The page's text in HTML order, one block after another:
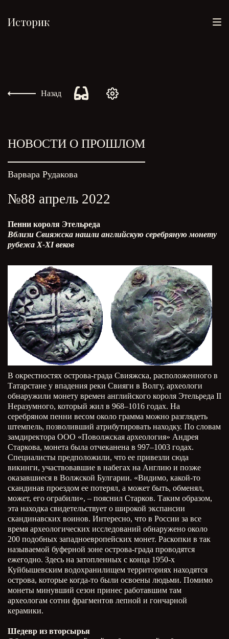
Историк
Назад
НОВОСТИ О ПРОШЛОМ
№88 апрель 2022
Варвара Рудакова
Пенни короля Этельреда
Вблизи Свияжска нашли английскую серебряную монету
рубежа X-XI веков
В окрестностях острова-града Свияжска, расположенного в
Татарстане у впадения реки Свияги в Волгу, археологи
обнаружили монету времен английского короля Этельреда II
Неразумного, который жил в 968–1016 годах. На
серебряном пенни весом около грамма можно разглядеть
штемпель, позволивший атрибутировать находку. По словам
замдиректора ООО «Поволжская археология» Андрея
Старкова, монета была отчеканена в 997–1003 годах.
Специалисты предположили, что ее привезли сюда
викинги, участвовавшие в набегах на Англию и позже
оказавшиеся в Волжской Булгарии. «Видимо, какой-то
скандинав проездом ее потерял, а может быть, обменял,
может, его ограбили», – пояснил Старков. Таким образом,
эта находка свидетельствует о широкой экспансии
скандинавских воинов. Интересно, что в России за все
время археологических исследований обнаружено около
200 подобных западноевропейских монет. Раскопки в так
называемой буферной зоне острова-града проводятся
ежегодно. Здесь на затопленных с конца 1950-х
Куйбышевским водохранилищем территориях находятся
острова, которые когда-то были освоены людьми. Помимо
монеты минувший сезон принес работавшим там
археологам сотни фрагментов лепной и гончарной
керамики.
Шедевр из вторсырья